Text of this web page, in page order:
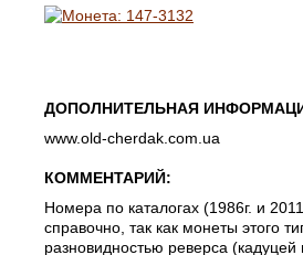
ДОПОЛНИТЕЛЬНАЯ
www.old-cherdak.com.ua
КОММЕНТАРИЙ:
Номера по каталогах (1986г. и
справочно, так как монеты этого
разновидностью реверса (кадуцей